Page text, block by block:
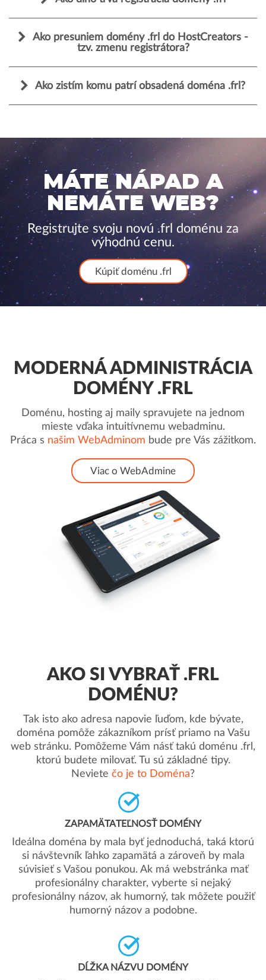
Ako presuniem domény .frl do HostCreators -
tzv. zmenu registrátora?
Ako zistím komu patrí obsadená doména .frl?
MÁTE NÁPAD A
NEMÁTE WEB?
Registrujte svoju novú .frl doménu za
výhodnú cenu.
Kúpiť doménu .frl
MODERNÁ ADMINISTRÁCIA
DOMÉNY .FRL
Doménu, hosting aj maily spravujete na jednom
mieste vďaka intuitívnemu webadminu.
Práca s našim WebAdminom bude pre Vás zážitkom.
Viac o WebAdmine
AKO SI VYBRAŤ .FRL
DOMÉNU?
Tak isto ako adresa napovie ľuďom, kde bývate,
doména pomôže zákazníkom prísť priamo na Vašu
web stránku. Pomôžeme Vám násť takú doménu .frl,
ktorú budete milovať. Tu sú základné tipy.
Neviete čo je to Doména?
ZAPAMÄTATEĽNOSŤ DOMÉNY
Ideálna doména by mala byť jednoduchá, taká ktorú
si návštevník ľahko zapamätá a zároveň by mala
súvisieť s Vašou ponukou. Ak má webstránka mať
profesionálny charakter, vyberte si nejaký
profesionálny názov, ak humorný, tak môžete použiť
humorný názov a podobne.
DĹŽKA NÁZVU DOMÉNY